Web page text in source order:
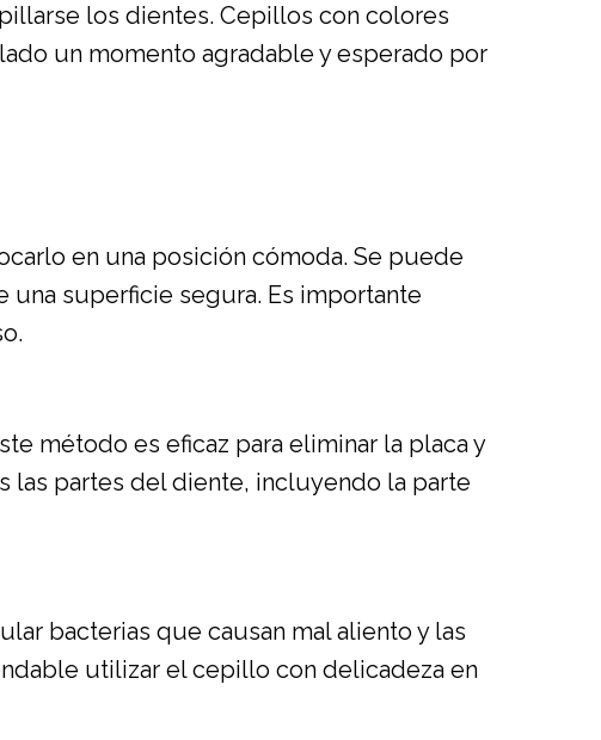
los dientes. Cepillos con colores
un momento agradable y esperado por
en una posición cómoda. Se puede
una superficie segura. Es importante
método es eficaz para eliminar la placa y
las partes del diente, incluyendo la parte
bacterias que causan mal aliento y las
utilizar el cepillo con delicadeza en